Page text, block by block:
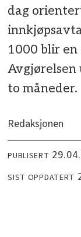
dag
1000 blir
Avgjørelsen
to måneder.
Redaksjonen
PUBLISERT
SIST OPPDATERT